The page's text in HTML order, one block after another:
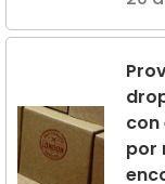
con
por